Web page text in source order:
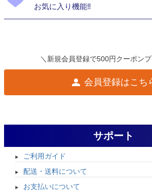
お気に入り機能‼
＼新規会員登録で500円クーポン
会員登録はこち
サポート
ご利用ガイド
配送・送料について
お支払いについて